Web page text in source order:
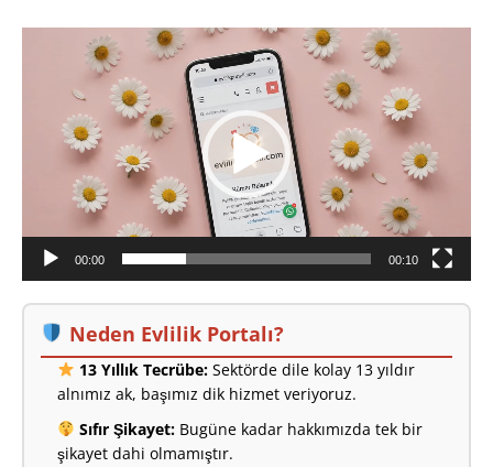
00:00 00:10
Neden Evlilik Portalı?
13 Yıllık Tecrübe:Sektörde dile kolay 13 yıldır
alnımız ak, başımız dik hizmet veriyoruz.
Sıfır Şikayet:Bugüne kadar hakkımızda tek bir
şikayet dahi olmamıştır.